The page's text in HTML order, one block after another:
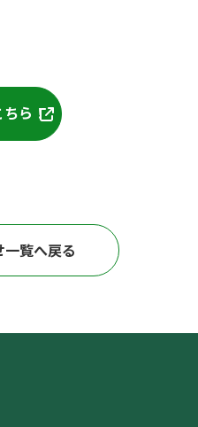
ちら！
一覧へ戻る